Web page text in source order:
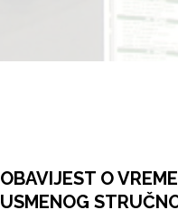
OBAVIJEST O
USMENOG